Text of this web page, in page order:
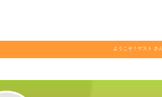
ようこそ！ ゲスト さん